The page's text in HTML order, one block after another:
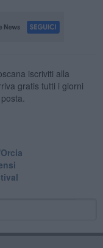
iscriviti alla
gratis tutti i giorni